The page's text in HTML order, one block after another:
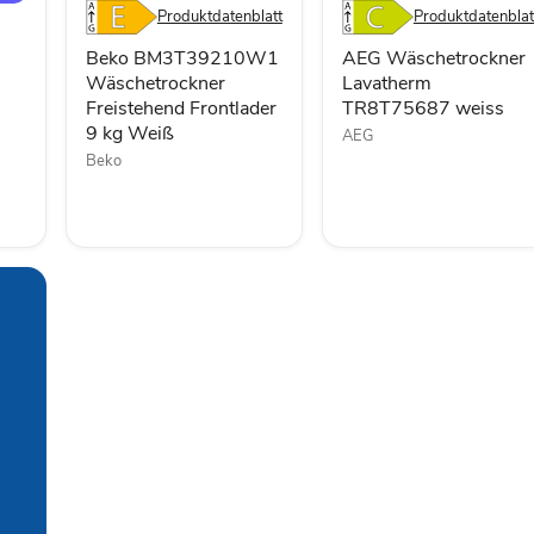
kg
Weiß
Produktdatenblatt
Beko BM3T39210W1
Wäschetrockner
Freistehend Frontlader
9 kg Weiß
Beko
AEG Wäschetrockner
Lavatherm
TR8T75687 weiss
AEG